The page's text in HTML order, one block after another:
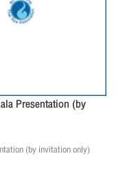
Presentation (by
(by invitation only)